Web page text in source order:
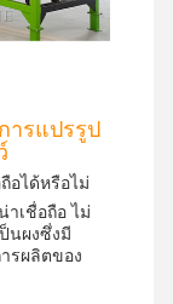
ารแปรรูป
อได้หรือไม่
เชื่อถือ ไม่
นผงซึ่งมี
รผลิตของ